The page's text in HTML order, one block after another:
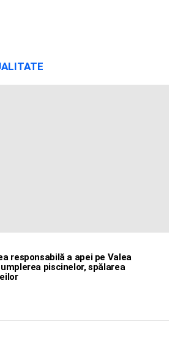
responsabilă a apei pe Valea
piscinelor, spălarea